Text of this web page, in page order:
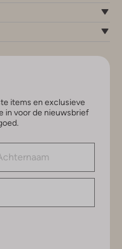
items en exclusieve
in voor de nieuwsbrief